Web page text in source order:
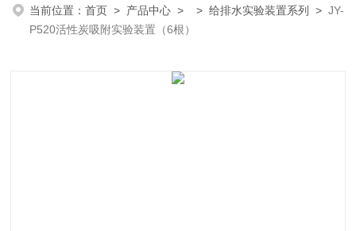
当前位置：首页 > 产品中心 > >给排水实验装置系列 >JY-
P520活性炭吸附实验装置（6根）